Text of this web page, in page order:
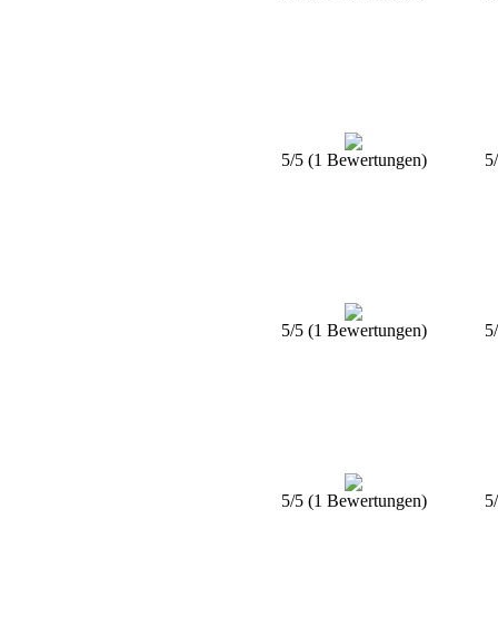
5/5 (1 Bewertungen)
5/5 (1 Bewertungen)
5/5 (1 Bewertungen)